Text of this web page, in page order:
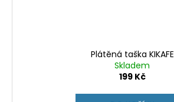
Plátěná taška KIKAFE
Skladem
199 Kč